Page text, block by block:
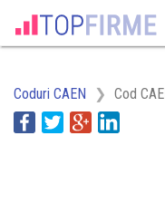
Coduri CAEN Cod